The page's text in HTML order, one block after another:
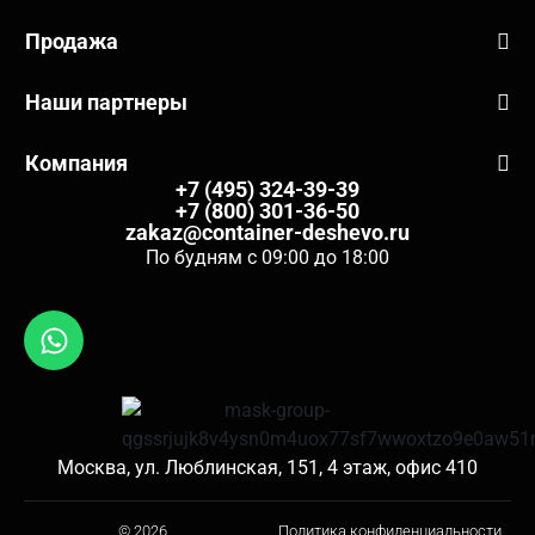
Продажа
Наши партнеры
Компания
+7 (495) 324-39-39
+7 (800) 301-36-50
zakaz@container-deshevo.ru
По будням с 09:00 до 18:00
Москва, ул. Люблинская, 151, 4 этаж, офис 410
© 2026
Политика конфиденциальности